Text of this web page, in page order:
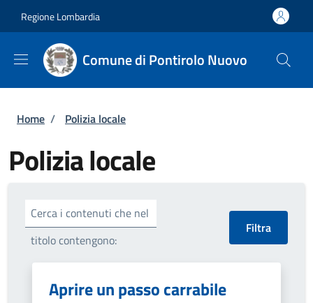
Regione Lombardia
Comune di Pontirolo Nuovo
Briciole di pane
Home / Polizia locale
Polizia locale
Cerca i contenuti che nel
titolo contengono:
Aprire un passo carrabile